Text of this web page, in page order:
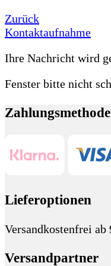
Zurück
Kontaktaufnahme
Ihre Nachricht wird
Fenster bitte nicht
Lieferoptionen
Versandkostenfrei ab
Versandpartner